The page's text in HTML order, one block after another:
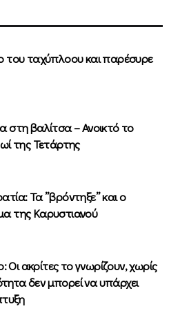
του ταχύπλοου και παρέσυρε
στη βαλίτσα – Ανοικτό το
της Τετάρτης
Τα ”βρόντηξε” και ο
της Καρυστιανού
ακρίτες το γνωρίζουν, χωρίς
δεν μπορεί να υπάρχει